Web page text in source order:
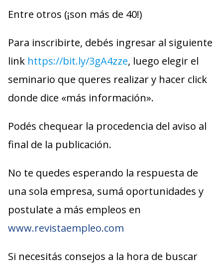
Entre otros (¡son más de 40!)
Para inscribirte, debés ingresar al siguiente
link https://bit.ly/3gA4zze, luego elegir el
seminario que queres realizar y hacer click
donde dice «más información».
Podés chequear la procedencia del aviso al
final de la publicación.
No te quedes esperando la respuesta de
una sola empresa, sumá oportunidades y
postulate a más empleos en
www.revistaempleo.com
Si necesitás consejos a la hora de buscar